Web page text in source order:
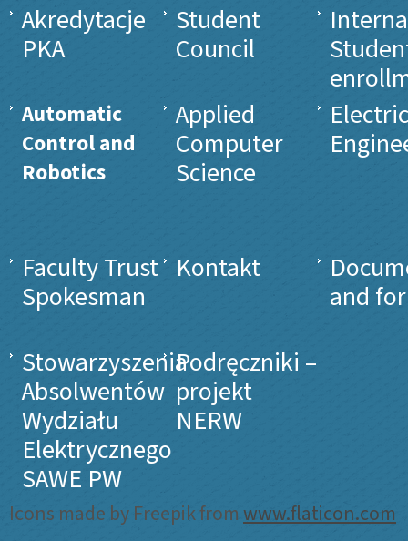
Akredytacje
PKA
Student
Council
Automatic
Control and
Robotics
Applied
Computer
Science
Faculty Trust
Spokesman
Kontakt
and
Stowarzyszenia
Absolwentów
Wydziału
Elektrycznego
SAWE PW
Podręczniki –
projekt
NERW
Icons made by Freepik fromwww.flaticon.com